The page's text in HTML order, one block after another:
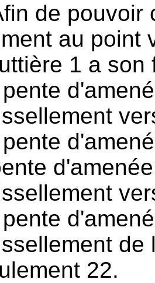
de pouvoir
au point
1 a son
de
22.